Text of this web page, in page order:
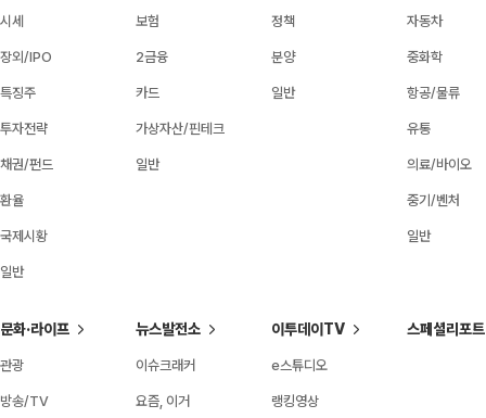
시세
장외/IPO
특징주
투자전략
채권/펀드
환율
국제시황
일반
보험
2금융
카드
가상자산/핀테크
일반
정책
분양
일반
자동차
중화학
항공/물류
유통
의료/바이오
중기/벤처
일반
문화·라이프
관광
방송/TV
뉴스발전소
이슈크래커
요즘, 이거
이투데이TV
e스튜디오
랭킹영상
스페셜리포트